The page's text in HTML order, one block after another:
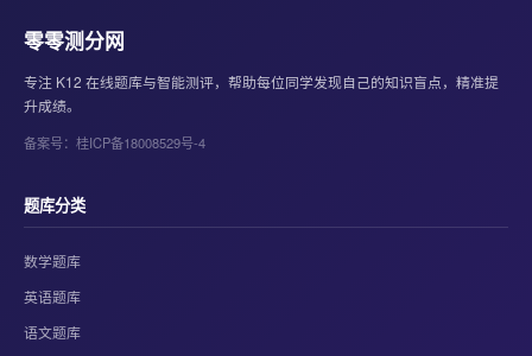
零零测分网
专注 K12 在线题库与智能测评，帮助每位同学发现自己的知识盲点，精准提
升成绩。
备案号：桂ICP备18008529号-4
题库分类
数学题库
英语题库
语文题库